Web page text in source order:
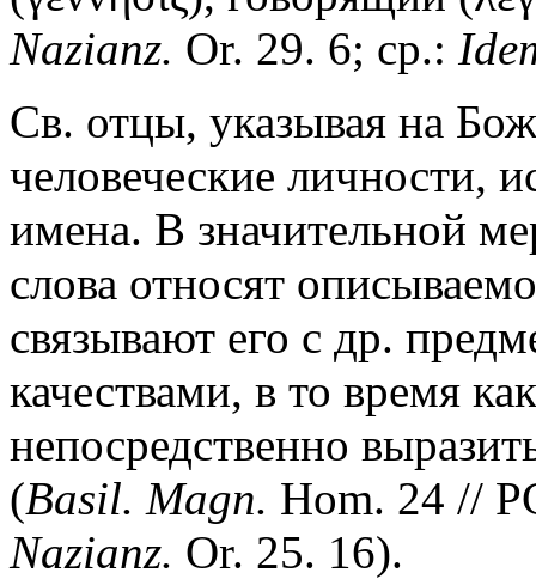
Nazianz. Or. 29. 6; ср.:
Св. отцы, указывая на
человеческие личности,
имена. В значительной
слова относят
связывают его с др.
качествами, в то время
непосредственно
(Basil. Magn. Hom. 24 //
Nazianz. Or. 25. 16).